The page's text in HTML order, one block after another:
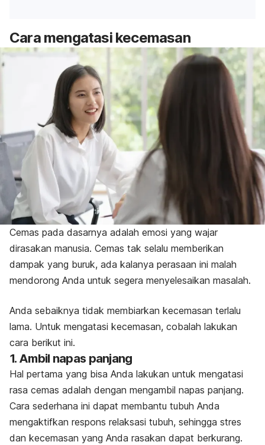
Cara mengatasi kecemasan
Cemas pada dasarnya adalah emosi yang wajar
dirasakan manusia. Cemas tak selalu memberikan
dampak yang buruk, ada kalanya perasaan ini malah
mendorong Anda untuk segera menyelesaikan masalah.
Anda sebaiknya tidak membiarkan kecemasan terlalu
lama. Untuk mengatasi kecemasan, cobalah lakukan
cara berikut ini.
1. Ambil napas panjang
Hal pertama yang bisa Anda lakukan untuk mengatasi
rasa cemas adalah dengan mengambil napas panjang.
Cara sederhana ini dapat membantu tubuh Anda
mengaktifkan respons relaksasi tubuh, sehingga stres
dan kecemasan yang Anda rasakan dapat berkurang.